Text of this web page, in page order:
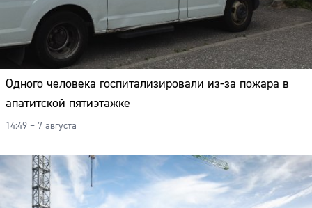
Одного человека госпитализировали из-за пожара в
апатитской пятиэтажке
14:49 – 7 августа